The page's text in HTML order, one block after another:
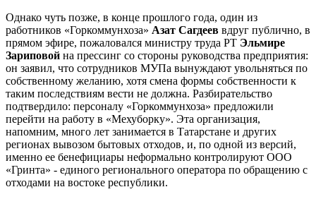
Однако чуть позже, в конце прошлого года, один из
работников «Горкоммунхоза» Азат Сагдеев вдруг публично, в
прямом эфире, пожаловался министру труда РТ Эльмире
Зариповой на прессинг со стороны руководства предприятия:
он заявил, что сотрудников МУПа вынуждают увольняться по
собственному желанию, хотя смена формы собственности к
таким последствиям вести не должна. Разбирательство
подтвердило: персоналу «Горкоммунхоза» предложили
перейти на работу в «Мехуборку». Эта организация,
напомним, много лет занимается в Татарстане и других
регионах вывозом бытовых отходов, и, по одной из версий,
именно ее бенефициары неформально контролируют ООО
«Гринта» - единого регионального оператора по обращению с
отходами на востоке республики.